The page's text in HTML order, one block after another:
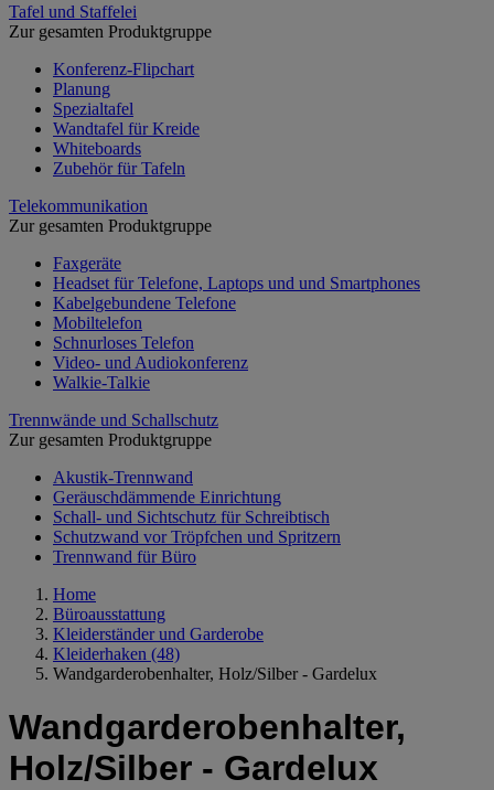
Tafel und Staffelei
Zur gesamten Produktgruppe
Konferenz-Flipchart
Planung
Spezialtafel
Wandtafel für Kreide
Whiteboards
Zubehör für Tafeln
Telekommunikation
Zur gesamten Produktgruppe
Faxgeräte
Headset für Telefone, Laptops und und Smartphones
Kabelgebundene Telefone
Mobiltelefon
Schnurloses Telefon
Video- und Audiokonferenz
Walkie-Talkie
Trennwände und Schallschutz
Zur gesamten Produktgruppe
Akustik-Trennwand
Geräuschdämmende Einrichtung
Schall- und Sichtschutz für Schreibtisch
Schutzwand vor Tröpfchen und Spritzern
Trennwand für Büro
Home
Büroausstattung
Kleiderständer und Garderobe
Kleiderhaken (48)
Wandgarderobenhalter, Holz/Silber - Gardelux
Wandgarderobenhalter,
Holz/Silber - Gardelux